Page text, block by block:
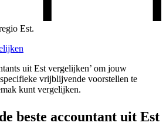
Est.
uit Est vergelijken’ om jouw
vrijblijvende voorstellen te
kunt vergelijken.
beste accountant uit Est